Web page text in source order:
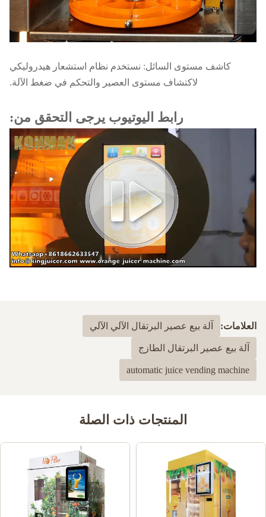
كاشف مستوى السائل: نستخدم نظام استشعار هيدروليكي
لاكتشاف مستوى العصير والتحكم في ضغط الآلة.
رابط اليوتيوب يرجى التحقق من:
العلامات: آلة بيع عصير البرتقال الآلي الآلي
آلة بيع عصير البرتقال الطازج
automatic juice vending machine
المنتجات ذات الصلة